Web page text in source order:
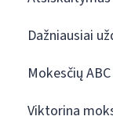
Dažniausiai
Mokesčių ABC
Viktorina